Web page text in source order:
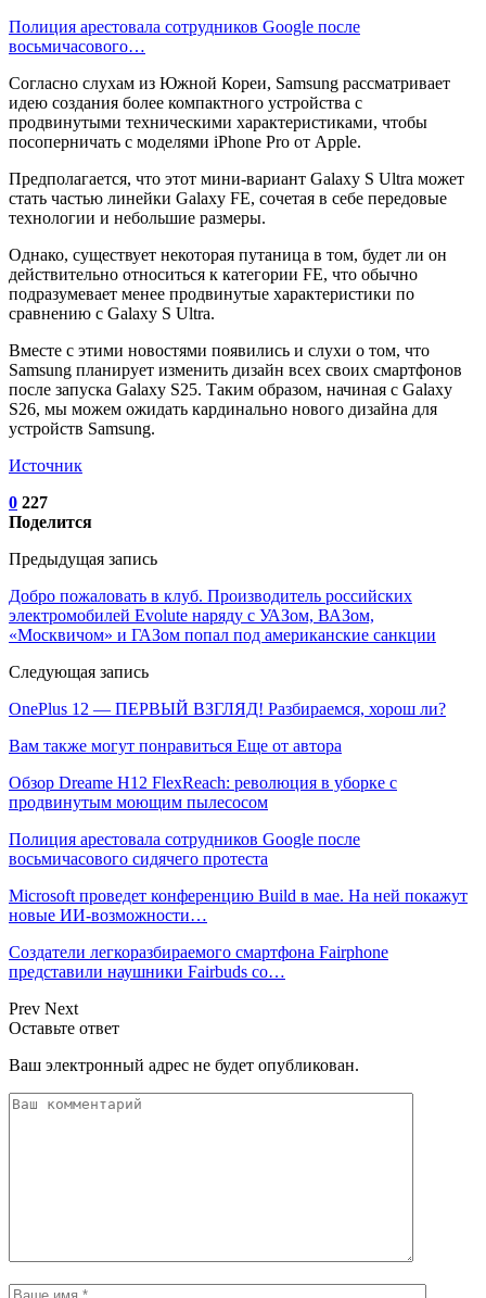
Полиция арестовала сотрудников Google после
восьмичасового…
Согласно слухам из Южной Кореи, Samsung рассматривает
идею создания более компактного устройства с
продвинутыми техническими характеристиками, чтобы
посоперничать с моделями iPhone Pro от Apple.
Предполагается, что этот мини-вариант Galaxy S Ultra может
стать частью линейки Galaxy FE, сочетая в себе передовые
технологии и небольшие размеры.
Однако, существует некоторая путаница в том, будет ли он
действительно относиться к категории FE, что обычно
подразумевает менее продвинутые характеристики по
сравнению с Galaxy S Ultra.
Вместе с этими новостями появились и слухи о том, что
Samsung планирует изменить дизайн всех своих смартфонов
после запуска Galaxy S25. Таким образом, начиная с Galaxy
S26, мы можем ожидать кардинально нового дизайна для
устройств Samsung.
Источник
0 227
Поделится
Предыдущая запись
Добро пожаловать в клуб. Производитель российских
электромобилей Evolute наряду с УАЗом, ВАЗом,
«Москвичом» и ГАЗом попал под американские санкции
Следующая запись
OnePlus 12 — ПЕРВЫЙ ВЗГЛЯД! Разбираемся, хорош ли?
Вам также могут понравиться Еще от автора
Обзор Dreame H12 FlexReach: революция в уборке с
продвинутым моющим пылесосом
Полиция арестовала сотрудников Google после
восьмичасового сидячего протеста
Microsoft проведет конференцию Build в мае. На ней покажут
новые ИИ-возможности…
Создатели легкоразбираемого смартфона Fairphone
представили наушники Fairbuds со…
Prev Next
Оставьте ответ
Ваш электронный адрес не будет опубликован.